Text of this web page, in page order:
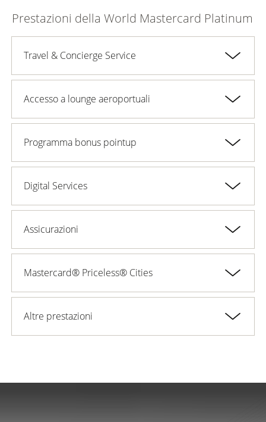
Prestazioni della World Mastercard Platinum
Travel & Concierge Service
Accesso a lounge aeroportuali
Programma bonus pointup
Digital Services
Assicurazioni
Mastercard® Priceless® Cities
Altre prestazioni